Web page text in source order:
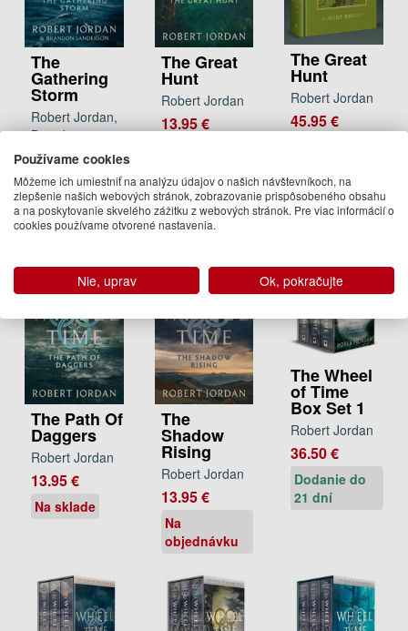
The
Gathering
Storm
Robert Jordan,
Brandon
Sanderson
13.95 €
Na
objednávku
The Great
Hunt
Robert Jordan
13.95 €
The Great
Hunt
Robert Jordan
45.95 €
The Path Of
Daggers
Robert Jordan
13.95 €
Na sklade
The
Shadow
Rising
Robert Jordan
13.95 €
Na
objednávku
The Wheel
of Time
Box Set 1
Robert Jordan
36.50 €
Dodanie do
21 dní
Používame cookies
Môžeme ich umiestniť na analýzu údajov o našich návštevníkoch, na
zlepšenie našich webových stránok, zobrazovanie prispôsobeného obsahu
a na poskytovanie skvelého zážitku z webových stránok. Pre viac informácií o
cookies používame otvorené nastavenia.
Nie, uprav Ok, pokračujte